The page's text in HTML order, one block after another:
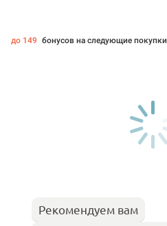
до 149 бонусов на следующие покупки
Рекомендуем вам